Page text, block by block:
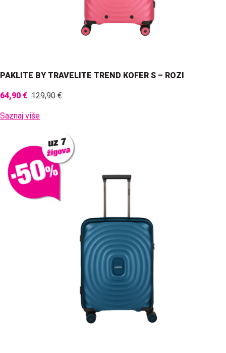
PAKLITE BY TRAVELITE TREND KOFER S – ROZI
64,90 € 129,90 €
Saznaj više